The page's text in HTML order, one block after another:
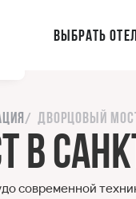
Выбрать
Дворцовый
современной